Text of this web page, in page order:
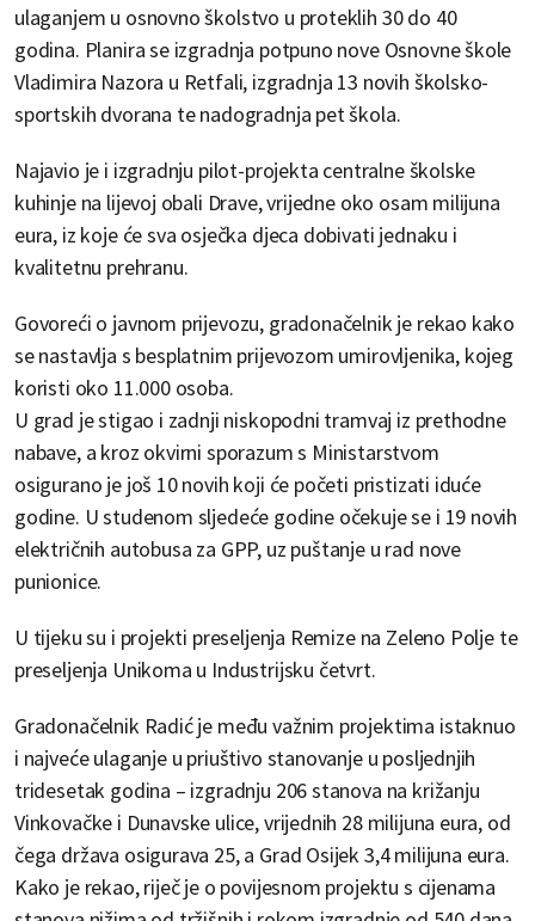
ulaganjem u osnovno školstvo u proteklih 30 do 40
godina. Planira se izgradnja potpuno nove Osnovne škole
Vladimira Nazora u Retfali, izgradnja 13 novih školsko-
sportskih dvorana te nadogradnja pet škola.
Najavio je i izgradnju pilot-projekta centralne školske
kuhinje na lijevoj obali Drave, vrijedne oko osam milijuna
eura, iz koje će sva osječka djeca dobivati jednaku i
kvalitetnu prehranu.
Govoreći o javnom prijevozu, gradonačelnik je rekao kako
se nastavlja s besplatnim prijevozom umirovljenika, kojeg
koristi oko 11.000 osoba.
U grad je stigao i zadnji niskopodni tramvaj iz prethodne
nabave, a kroz okvirni sporazum s Ministarstvom
osigurano je još 10 novih koji će početi pristizati iduće
godine. U studenom sljedeće godine očekuje se i 19 novih
električnih autobusa za GPP, uz puštanje u rad nove
punionice.
U tijeku su i projekti preseljenja Remize na Zeleno Polje te
preseljenja Unikoma u Industrijsku četvrt.
Gradonačelnik Radić je među važnim projektima istaknuo
i najveće ulaganje u priuštivo stanovanje u posljednjih
tridesetak godina – izgradnju 206 stanova na križanju
Vinkovačke i Dunavske ulice, vrijednih 28 milijuna eura, od
čega država osigurava 25, a Grad Osijek 3,4 milijuna eura.
Kako je rekao, riječ je o povijesnom projektu s cijenama